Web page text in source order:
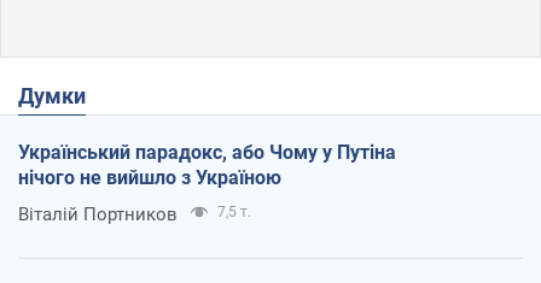
Думки
Український парадокс, або Чому у Путіна
нічого не вийшло з Україною
Віталій Портников 7,5 т.